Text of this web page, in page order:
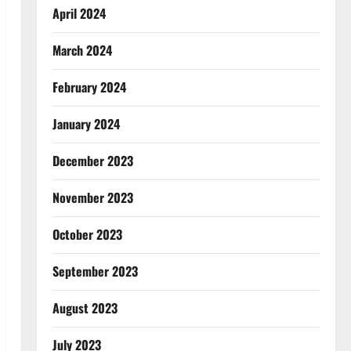
April 2024
March 2024
February 2024
January 2024
December 2023
November 2023
October 2023
September 2023
August 2023
July 2023